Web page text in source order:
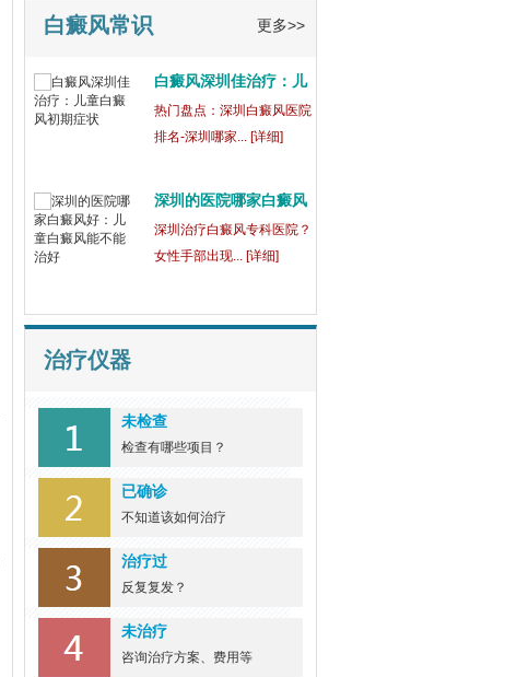
白癜风常识 更多>>
风医院[三强公... [详细]
白癜风深圳佳治疗：儿
热门盘点：深圳白癜风医院
排名-深圳哪家... [详细]
深圳的医院哪家白癜风
深圳治疗白癜风专科医院？
女性手部出现... [详细]
治疗仪器
未检查
检查有哪些项目？
已确诊
不知道该如何治疗
治疗过
反复复发？
未治疗
咨询治疗方案、费用等